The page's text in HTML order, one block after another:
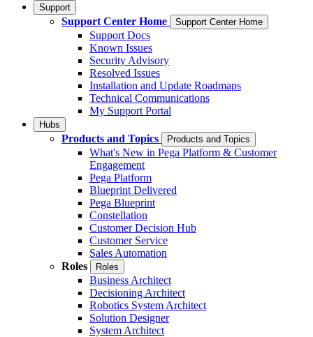
Support
Support Center Home Support Center Home
Support Docs
Known Issues
Security Advisory
Resolved Issues
Installation and Update Roadmaps
Technical Communications
My Support Portal
Hubs
Products and Topics Products and Topics
What's New in Pega Platform & Customer
Engagement
Pega Platform
Blueprint Delivered
Pega Blueprint
Constellation
Customer Decision Hub
Customer Service
Sales Automation
Roles
Roles
Business Architect
Decisioning Architect
Robotics System Architect
Solution Designer
System Architect